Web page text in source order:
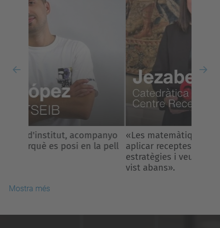
«Les matemàtiques no consisteixen en
aplicar receptes, sinó inventar
estratègies i veure el que ningú havia
Previous
Mostra més